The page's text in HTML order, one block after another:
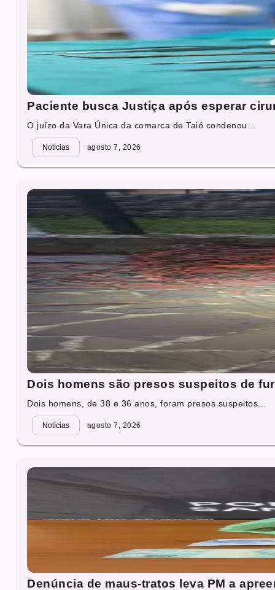
Paciente busca Justiça após esperar
O juízo da Vara Única da comarca de Taió condenou...
Notícias agosto 7, 2026
Dois homens são presos suspeitos de
Dois homens, de 38 e 36 anos, foram presos suspeitos...
Notícias agosto 7, 2026
Denúncia de maus-tratos leva PM a